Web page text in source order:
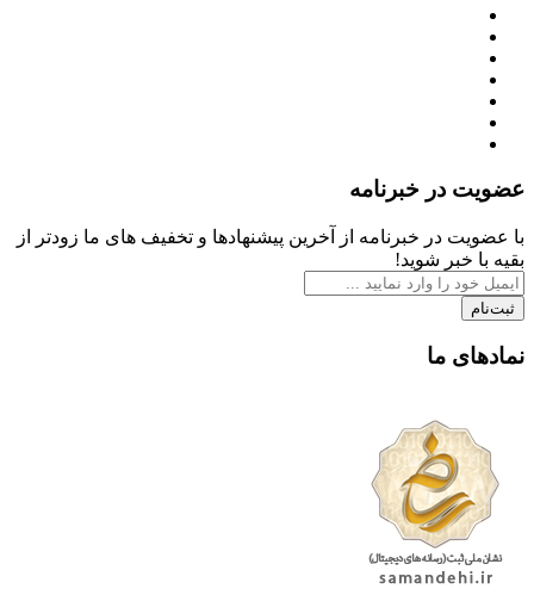
عضویت در خبرنامه
با عضویت در خبرنامه از آخرین پیشنهادها و تخفیف های ما زودتر از
بقیه با خبر شوید!
ثبت‌نام
نمادهای ما